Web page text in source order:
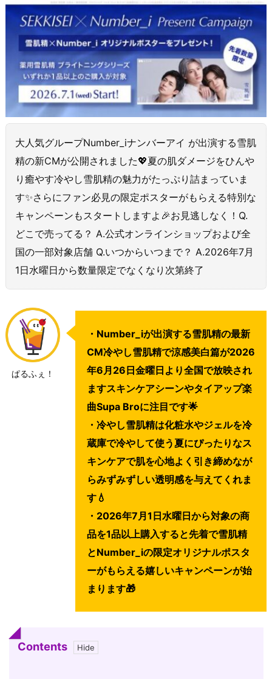
大人気グループNumber_iナンバーアイ が出演する雪肌
精の新CMが公開されました💖夏の肌ダメージをひんや
り癒やす冷やし雪肌精の魅力がたっぷり詰まっていま
す✨さらにファン必見の限定ポスターがもらえる特別な
キャンペーンもスタートしますよ🎉お見逃しなく！Q.
どこで売ってる？ A.公式オンラインショップおよび全
国の一部対象店舗 Q.いつからいつまで？ A.2026年7月
1日水曜日から数量限定でなくなり次第終了
ぱるふぇ！
・Number_iが出演する雪肌精の最新
CM冷やし雪肌精で涼感美白篇が2026
年6月26日金曜日より全国で放映され
ますスキンケアシーンやタイアップ楽
曲Supa Broに注目です🌟
・冷やし雪肌精は化粧水やジェルを冷
蔵庫で冷やして使う夏にぴったりなス
キンケアで肌を心地よく引き締めなが
らみずみずしい透明感を与えてくれま
す💧
・2026年7月1日水曜日から対象の商
品を1品以上購入すると先着で雪肌精
とNumber_iの限定オリジナルポスタ
ーがもらえる嬉しいキャンペーンが始
まります🎁
Contents